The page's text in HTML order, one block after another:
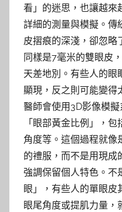
看」的迷思，也讓越來
詳細的測量與模擬。傳
皮摺痕的深淺，卻忽略
同樣是7毫米的雙眼皮
天差地別。有些人的眼
顯現，反之則可能變得
醫師會使用3D影像模
「眼部黃金比例」，
角度等。這個過程就像
的禮服，而不是用現成
強調保留個人特色。不
眼」，有些人的單眼皮
眼尾角度或提肌力量，